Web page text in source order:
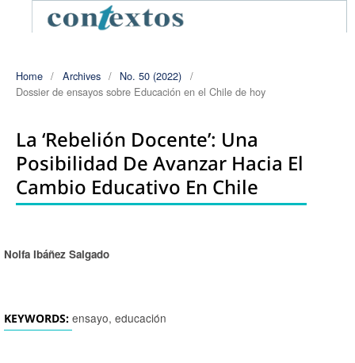
Home / Archives / No. 50 (2022) /
Dossier de ensayos sobre Educación en el Chile de hoy
La ‘rebelión Docente’: Una
Posibilidad De Avanzar Hacia El
Cambio Educativo En Chile
Authors
Nolfa Ibáñez Salgado
KEYWORDS: ensayo, educación